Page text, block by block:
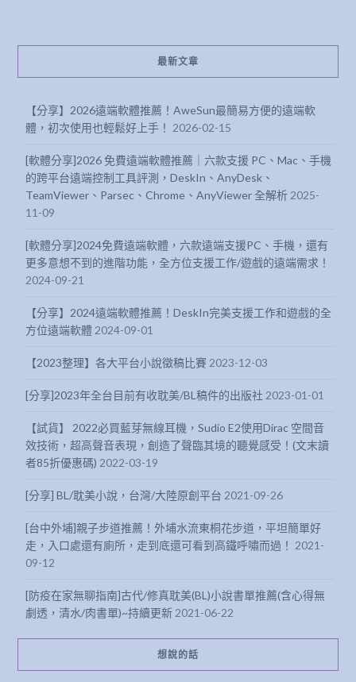
最新文章
【分享】2026遠端軟體推薦！AweSun最簡易方便的遠端軟
體，初次使用也輕鬆好上手！ 2026-02-15
[軟體分享]2026 免費遠端軟體推薦｜六款支援 PC、Mac、手機
的跨平台遠端控制工具評測，DeskIn、AnyDesk、
TeamViewer、Parsec、Chrome、AnyViewer 全解析 2025-
11-09
[軟體分享]2024免費遠端軟體，六款遠端支援PC、手機，還有
更多意想不到的進階功能，全方位支援工作/遊戲的遠端需求！
2024-09-21
【分享】2024遠端軟體推薦！DeskIn完美支援工作和遊戲的全
方位遠端軟體 2024-09-01
【2023整理】各大平台小說徵稿比賽 2023-12-03
[分享]2023年全台目前有收耽美/BL稿件的出版社 2023-01-01
【試貨】 2022必買藍芽無線耳機，Sudio E2使用Dirac 空間音
效技術，超高聲音表現，創造了聲臨其境的聽覺感受！(文末讀
者85折優惠碼) 2022-03-19
[分享] BL/耽美小說，台灣/大陸原創平台 2021-09-26
[台中外埔]親子步道推薦！外埔水流東桐花步道，平坦簡單好
走，入口處還有廁所，走到底還可看到高鐵呼嘯而過！ 2021-
09-12
[防疫在家無聊指南]古代/修真耽美(BL)小說書單推薦(含心得無
劇透，清水/肉書單)~持續更新 2021-06-22
想說的話